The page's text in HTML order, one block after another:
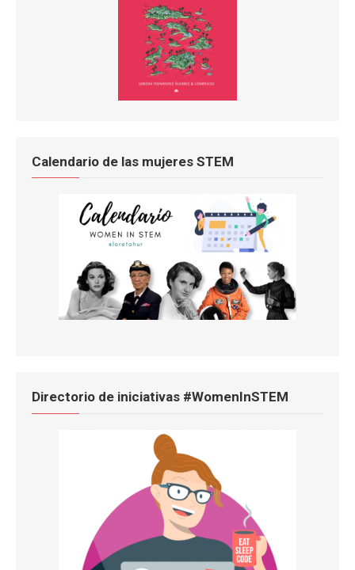
Calendario de las mujeres STEM
Directorio de iniciativas #WomenInSTEM